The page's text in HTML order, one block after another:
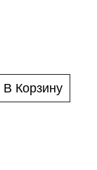
В Корзину